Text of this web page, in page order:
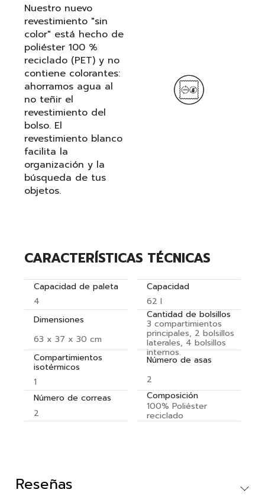
Nuestro nuevo
revestimiento "sin
color" está hecho de
poliéster 100 %
reciclado (PET) y no
contiene colorantes:
ahorramos agua al
no teñir el
revestimiento del
bolso. El
revestimiento blanco
facilita la
organización y la
búsqueda de tus
objetos.
CARACTERÍSTICAS TÉCNICAS
Capacidad de paleta
4
Capacidad
62 l
Dimensiones
63 x 37 x 30 cm
Cantidad de bolsillos
3 compartimientos
principales, 2 bolsillos
laterales, 4 bolsillos
internos.
Compartimientos
isotérmicos
1
Número de asas
2
Número de correas
2
Composición
100% Poliéster
reciclado
Reseñas